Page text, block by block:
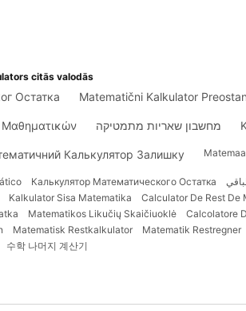
citās valodās
Остатка Matematični Kalkulator
Μαθηματικών מחשבון שאריות מתמטיקה
Калькулятор Залишку
Калькулятор Математического Остатка
Kalkulator Sisa Matematika Calculator De Rest De
Matematikos Likučių Skaičiuoklė Calcolatore
Matematisk Restkalkulator Matematik Restregner
수학 나머지 계산기